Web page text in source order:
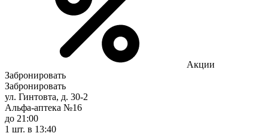
Акции
Забронировать
Забронировать
ул. Гинтовта, д. 30-2
Альфа-аптека №16
до 21:00
1 шт. в 13:40